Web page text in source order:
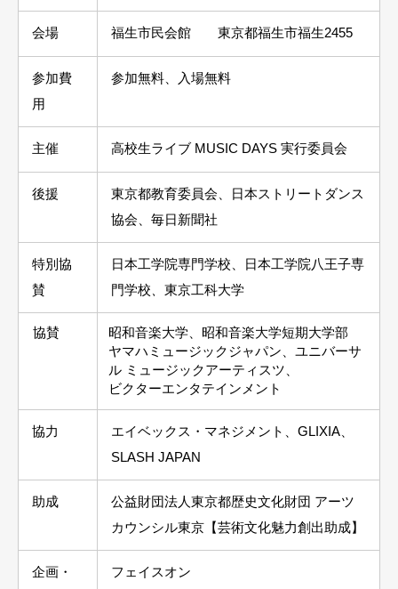
会場 福生市民会館 東京都福生市福生2455
参加費
用
参加無料、入場無料
主催 高校生ライブ MUSIC DAYS 実行委員会
後援
東京都教育委員会、日本ストリートダンス
協会、毎日新聞社
特別協
賛
日本工学院専門学校、日本工学院八王子専
門学校
東京工科大学
協賛
昭和音楽大学、昭和音楽大学短期大学部
ヤマハミュージックジャパン、ユニバーサ
ル ミュージックアーティスツ、
ビクターエンタテインメント
協力
エイベックス・マネジメント、GLIXIA、
SLASH JAPAN
助成
公益財団法人東京都歴史文化財団 アーツ
カウンシル東京【芸術文化魅力創出助成】
企画・
フェイスオン